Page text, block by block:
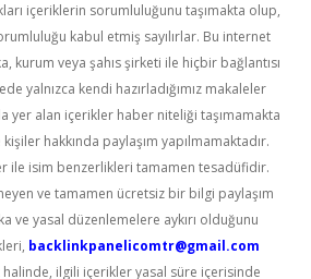
içeriklerin sorumluluğunu taşımakta olup,
kabul etmiş sayılırlar. Bu internet
kurum veya şahıs şirketi ile hiçbir bağlantısı
yalnızca kendi hazırladığımız makaleler
yer alan içerikler haber niteliği taşımamakta
hakkında paylaşım yapılmamaktadır.
ile isim benzerlikleri tamamen tesadüfidir.
ve tamamen ücretsiz bir bilgi paylaşım
ve yasal düzenlemelere aykırı olduğunu
backlinkpanelicomtr@gmail.com
ilgili içerikler yasal süre içerisinde